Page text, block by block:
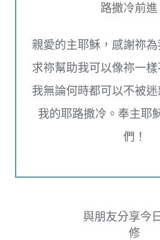
路撒冷前進
親愛的主耶穌，感謝祢為
求祢幫助我可以像祢一
我無論何時都可以不被
我的耶路撒冷。奉主耶
們！
與朋友分享今
修